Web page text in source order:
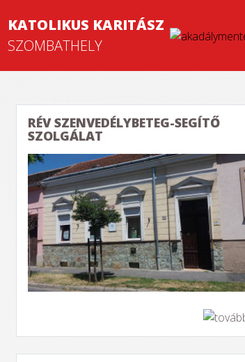
KATOLIKUS KARITÁSZ
SZOMBATHELY
RÉV SZENVEDÉLYBETEG-SEGÍTŐ
SZOLGÁLAT